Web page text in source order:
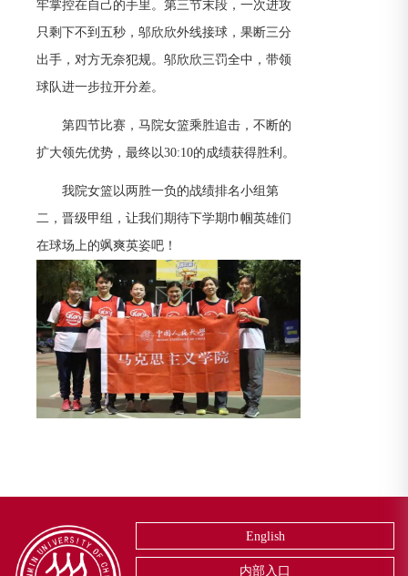
牢掌控在自己的手里。第三节末段，一次进攻
只剩下不到五秒，邬欣欣外线接球，果断三分
出手，对方无奈犯规。邬欣欣三罚全中，带领
球队进一步拉开分差。
第四节比赛，马院女篮乘胜追击，不断的
扩大领先优势，最终以30:10的成绩获得胜利。
我院女篮以两胜一负的战绩排名小组第
二，晋级甲组，让我们期待下学期巾帼英雄们
在球场上的飒爽英姿吧！
English
内部入口